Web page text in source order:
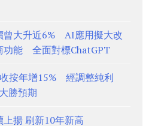
曾大升近6% AI應用擬大改
功能 全面對標ChatGPT
按年增15% 經調整純利
勝預期
揚 刷新10年新高